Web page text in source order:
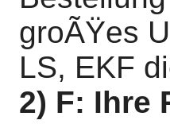
groÃŸes
LS, EKF
2) F: Ihre